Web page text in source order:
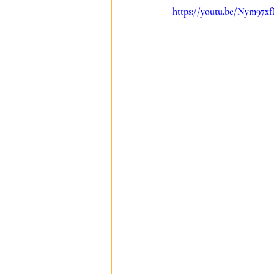
https://youtu.be/